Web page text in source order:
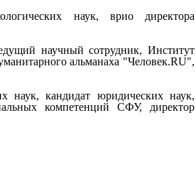
наук, врио директора
научный сотрудник, Институт
альманаха "Человек.RU",
наук, кандидат юридических наук,
компетенций СФУ, директор